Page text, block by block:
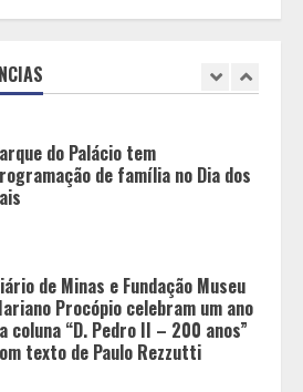
de Minas e Fundação Museu
Procópio celebram um ano
coluna “D. Pedro II – 200 anos”
texto de Paulo Rezzutti
de aluguel em Minas
registra alta e chega à
maior taxa de 2026